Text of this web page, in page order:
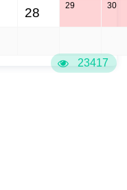
23417
28 29 30